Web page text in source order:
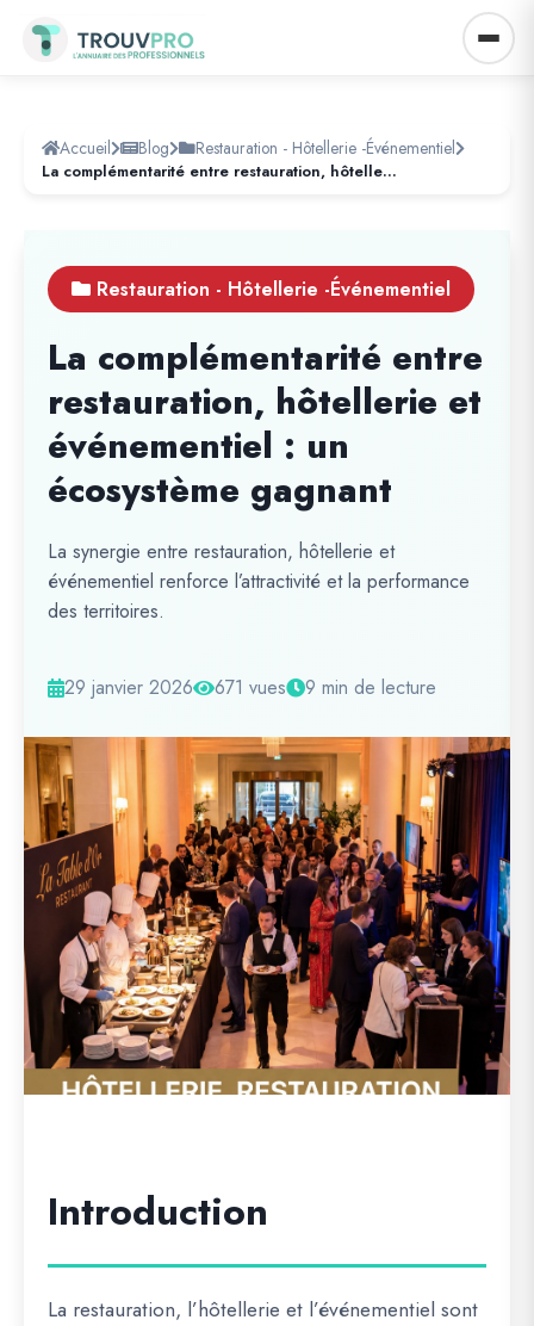
Accueil Blog Restauration - Hôtellerie -Événementiel
La complémentarité entre restauration, hôtellerie et événementiel : un écosystème gagnant
Restauration - Hôtellerie -Événementiel
La complémentarité entre
restauration, hôtellerie et
événementiel : un
écosystème gagnant
La synergie entre restauration, hôtellerie et
événementiel renforce l’attractivité et la performance
des territoires.
29 janvier 2026 671 vues 9 min de lecture
Introduction
La restauration, l’hôtellerie et l’événementiel sont